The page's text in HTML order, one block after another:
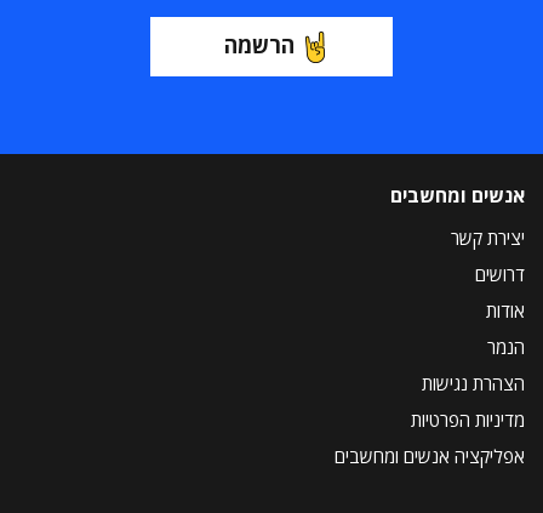
הרשמה
אנשים ומחשבים
יצירת קשר
דרושים
אודות
הנמר
הצהרת נגישות
מדיניות הפרטיות
אפליקציה אנשים ומחשבים